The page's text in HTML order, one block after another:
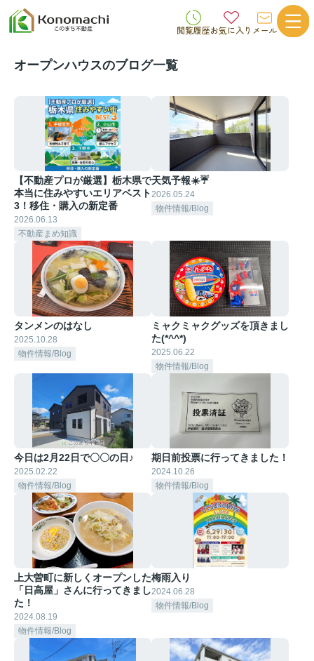
閲覧履歴お気に入り メール
オープンハウスのブログ一覧
【不動産プロが厳選】栃木県で
本当に住みやすいエリアベスト
3！移住・購入の新定番
2026.06.13
不動産まめ知識
天気予報☀️☔
2026.05.24
物件情報/Blog
タンメンのはなし
2025.10.28
物件情報/Blog
ミャクミャクグッズを頂きまし
た(*^^*)
2025.06.22
物件情報/Blog
今日は2月22日で〇〇の日♪
2025.02.22
物件情報/Blog
期日前投票に行ってきました！
2024.10.26
物件情報/Blog
上大曽町に新しくオープンした
「日高屋」さんに行ってきまし
た！
2024.08.19
物件情報/Blog
梅雨入り
2024.06.28
物件情報/Blog